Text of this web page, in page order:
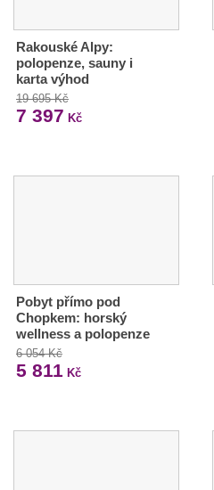
Rakouské Alpy:
polopenze, sauny i
karta výhod
19 695 Kč
7 397 Kč
Pobyt přímo pod
Chopkem: horský
wellness a polopenze
6 054 Kč
5 811 Kč